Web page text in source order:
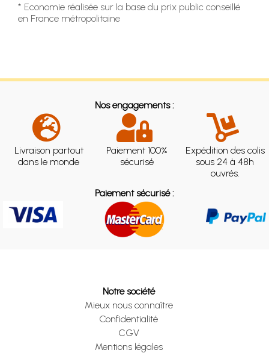
* Economie réalisée sur la base du prix public conseillé
en France métropolitaine
Nos engagements :
Livraison partout
dans le monde
Paiement 100%
sécurisé
Expédition des colis
sous 24 à 48h
ouvrés.
Paiement sécurisé :
Notre société
Mieux nous connaître
Confidentialité
CGV
Mentions légales